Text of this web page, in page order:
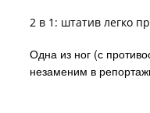
2 в 1: штатив легко
Одна из ног (с
незаменим в